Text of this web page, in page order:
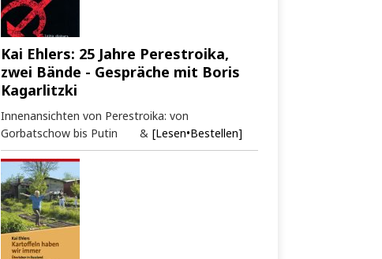
Kai Ehlers: 25 Jahre Perestroika,
zwei Bände - Gespräche mit Boris
Kagarlitzki
Innenansichten von Perestroika: von
Gorbatschow bis Putin & [Lesen•Bestellen]